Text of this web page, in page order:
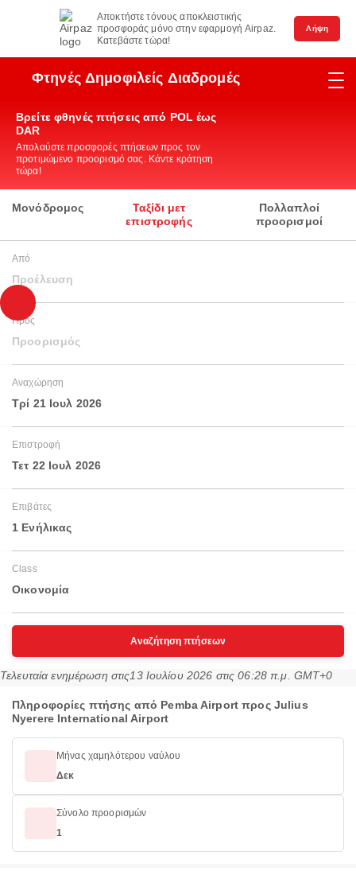
Αποκτήστε τόνους αποκλειστικής
προσφοράς μόνο στην εφαρμογή Airpaz.
Κατεβάστε τώρα!
Λήψη
Φτηνές Δημοφιλείς Διαδρομές
Βρείτε φθηνές πτήσεις από POL έως
DAR
Απολαύστε προσφορές πτήσεων προς τον
προτιμώμενο προορισμό σας. Κάντε κράτηση
τώρα!
Μονόδρομος
Ταξίδι μετ
επιστροφής
Πολλαπλοί
προορισμοί
Από
Προέλευση
Προς
Προορισμός
Αναχώρηση
Τρί 21 Ιουλ 2026
Επιστροφή
Τετ 22 Ιουλ 2026
Επιβάτες
1 Ενήλικας
Class
Οικονομία
Αναζήτηση πτήσεων
Τελευταία ενημέρωση στις13 Ιουλίου 2026 στις 06:28 π.μ. GMT+0
Πληροφορίες πτήσης από Pemba Airport προς Julius
Nyerere International Airport
Μήνας χαμηλότερου ναύλου
Δεκ
Σύνολο προορισμών
1